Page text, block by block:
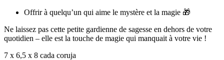
Offrir à quelqu’un qui aime le mystère et la magie 🎁
Ne laissez pas cette petite gardienne de sagesse en dehors de votre
quotidien – elle est la touche de magie qui manquait à votre vie !
7 x 6,5 x 8 cada coruja